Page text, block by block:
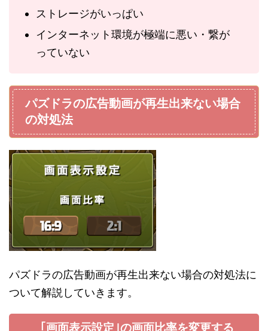
ストレージがいっぱい
インターネット環境が極端に悪い・繋が
っていない
パズドラの広告動画が再生出来ない場合
の対処法
パズドラの広告動画が再生出来ない場合の対処法に
ついて解説していきます。
｢画面表示設定｣の画面比率を変更する